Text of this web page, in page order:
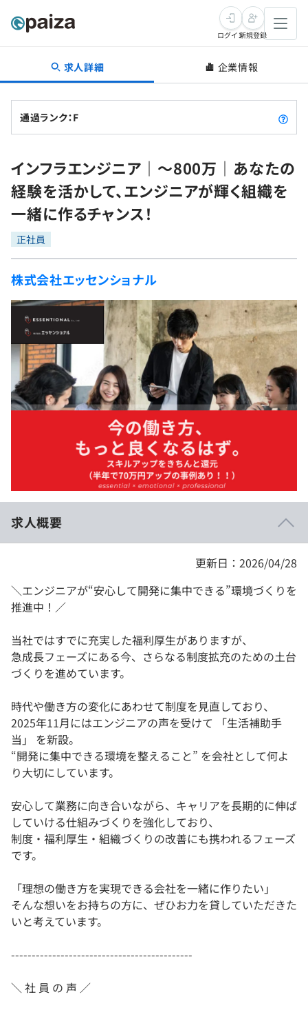
転職・キャリア
転職成功ガイド
転職エージェント
インタビュー
転職成功ガイド
新卒就活
求人検索
本選考
インターン
新卒エージェント
イベント・セミナー
インタビュー
就活成功ガイド
学習
問題集
4択課題
ナレッジ
リファレンス
プラン
法人向けプラン
学校向けプラン
契約内容・クーポン
プログラミング言語
評価結果一覧
再チャレンジ結果一覧
ゲーム・マンガ
Tech Team Journal
paiza times
note
paizaとは？
ログイン新規登録
求人詳細 企業情報
通過ランク：F
インフラエンジニア｜～800万｜あなたの
経験を活かして、エンジニアが輝く組織を
一緒に作るチャンス！
正社員
株式会社エッセンショナル
求人概要
更新日：2026/04/28
＼エンジニアが“安心して開発に集中できる”環境づくりを
推進中！／
当社ではすでに充実した福利厚生がありますが、
急成長フェーズにある今、さらなる制度拡充のための土台
づくりを進めています。
時代や働き方の変化にあわせて制度を見直しており、
2025年11月にはエンジニアの声を受けて 「生活補助手
当」 を新設。
“開発に集中できる環境を整えること” を会社として何よ
り大切にしています。
安心して業務に向き合いながら、キャリアを長期的に伸ば
していける仕組みづくりを強化しており、
制度・福利厚生・組織づくりの改善にも携われるフェーズ
です。
「理想の働き方を実現できる会社を一緒に作りたい」
そんな想いをお持ちの方に、ぜひお力を貸していただきた
いと考えています。
--------------------------------------------
＼ 社 員 の 声 ／